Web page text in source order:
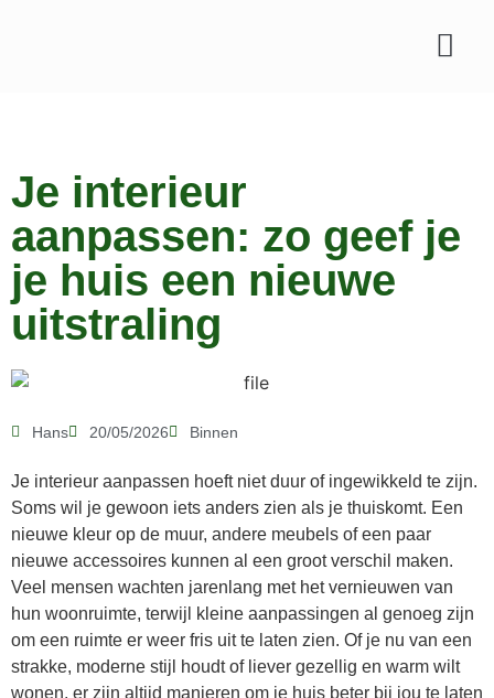
Je interieur
aanpassen: zo geef je
je huis een nieuwe
uitstraling
Hans 20/05/2026 Binnen
Je interieur aanpassen hoeft niet duur of ingewikkeld te zijn.
Soms wil je gewoon iets anders zien als je thuiskomt. Een
nieuwe kleur op de muur, andere meubels of een paar
nieuwe accessoires kunnen al een groot verschil maken.
Veel mensen wachten jarenlang met het vernieuwen van
hun woonruimte, terwijl kleine aanpassingen al genoeg zijn
om een ruimte er weer fris uit te laten zien. Of je nu van een
strakke, moderne stijl houdt of liever gezellig en warm wilt
wonen, er zijn altijd manieren om je huis beter bij jou te laten